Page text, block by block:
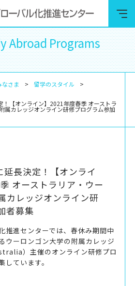
Abroad Programs
なさま
留学のスタイル
【オンライン】2021年度春季 オーストラ
属カレッジオンライン研修プログラム参加
長決定！【オンライ
オーストラリア・ウー
カレッジオンライン研
者募集
推進センターでは、春休み期間中
ウーロンゴン大学の附属カレッジ
）主催のオンライン研修プロ
しています。